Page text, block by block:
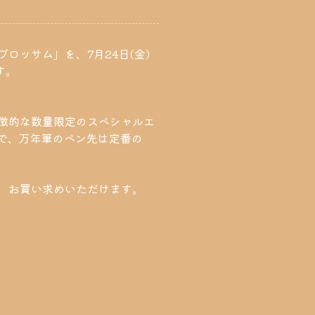
ロッサム」を、7月24日(金)
的な数量限定のスペシャルエ
万年筆のペン先は定番の
買い求めいただけます。